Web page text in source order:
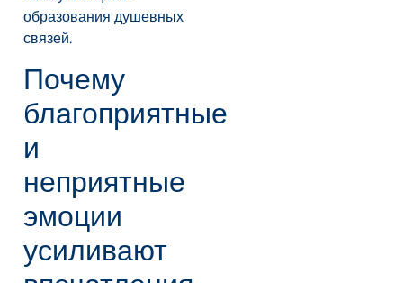
образования душевных
связей.
Почему
благоприятные
и
неприятные
эмоции
усиливают